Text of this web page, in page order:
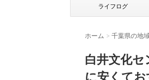
ライフログ
ホーム > 千葉県の地
白井文化
に安くて